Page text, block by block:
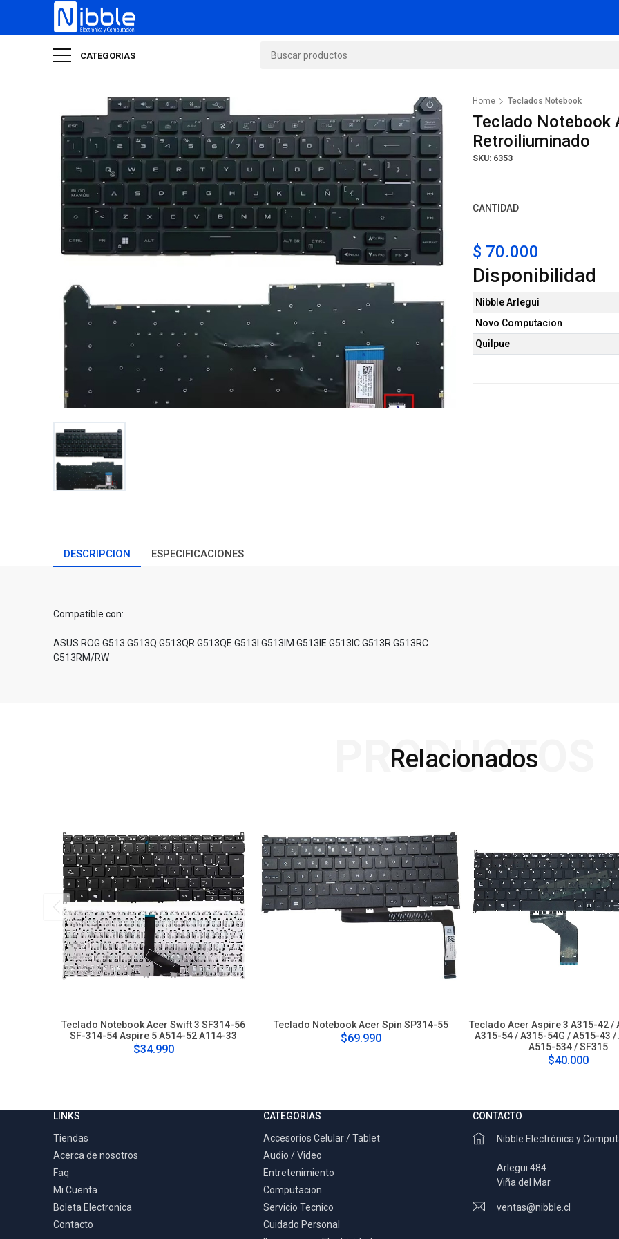
CATEGORIAS
Home Teclados Notebook
Teclado Notebook
Retroiliuminado
SKU: 6353
CANTIDAD
$ 70.000
Disponibilidad
Nibble Arlegui
Novo Computacion
Quilpue
DESCRIPCION ESPECIFICACIONES
Compatible con:
ASUS ROG G513 G513Q G513QR G513QE G513I G513IM G513IE G513IC G513R G513RC
G513RM/RW
Relacionados
PRODUCTOS
Teclado Notebook Acer Swift 3 SF314-56
SF-314-54 Aspire 5 A514-52 A114-33
$34.990
Teclado Notebook Acer Spin SP314-55
$69.990
Teclado Acer Aspire 3 A315-42 /
A315-54 / A315-54G / A515-43 /
A515-534 / SF315
$40.000
LINKS
Tiendas
Acerca de nosotros
Faq
Mi Cuenta
Boleta Electronica
Contacto
CATEGORIAS
Accesorios Celular / Tablet
Audio / Video
Entretenimiento
Computacion
Servicio Tecnico
Cuidado Personal
CONTACTO
Nibble Electrónica y
Arlegui 484
Viña del Mar
ventas@nibble.cl